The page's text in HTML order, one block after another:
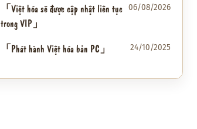
「Việt hóa sẽ được cập nhật liên tục
trong VIP」
06/08/2026
「Phát hành Việt hóa bản PC」 24/10/2025